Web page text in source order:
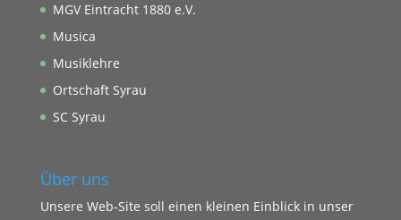
MGV Eintracht 1880 e.V.
Musica
Musiklehre
Ortschaft Syrau
SC Syrau
Über uns
Unsere Web-Site soll einen kleinen Einblick in unser